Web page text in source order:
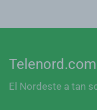
Telenord.com
El Nordeste a tan